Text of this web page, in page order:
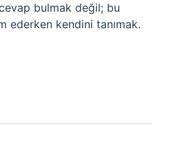
bulmak değil; bu
ederken kendini tanımak.